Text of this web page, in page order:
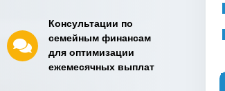
Консультации по
семейным финансам
для оптимизации
ежемесячных выплат